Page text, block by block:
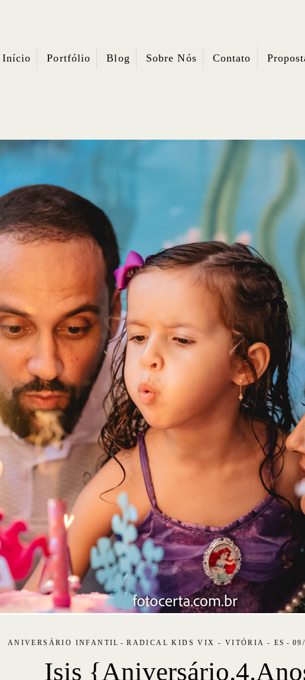
Início Portfólio Blog Sobre Nós Contato
ANIVERSÁRIO INFANTIL RADICAL KIDS VIX - VITÓRIA - ES
Isis